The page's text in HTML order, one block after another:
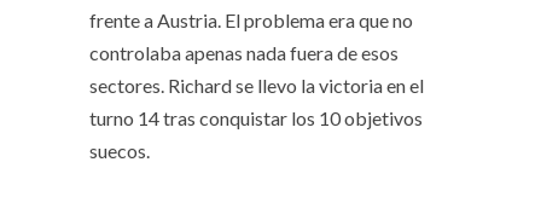
frente a Austria. El problema era que no
controlaba apenas nada fuera de esos
sectores. Richard se llevo la victoria en el
turno 14 tras conquistar los 10 objetivos
suecos.